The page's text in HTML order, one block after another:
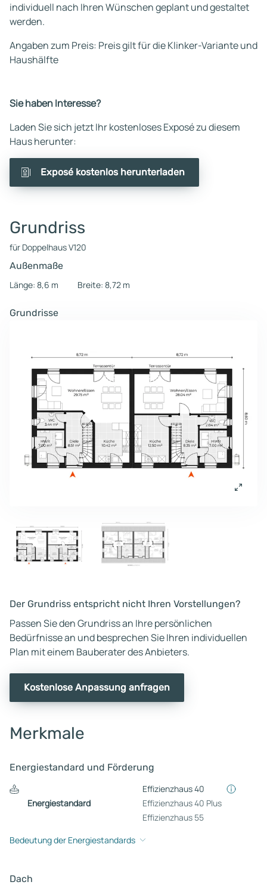
individuell nach Ihren Wünschen geplant und gestaltet
werden.
Angaben zum Preis: Preis gilt für die Klinker-Variante und
Haushälfte
Sie haben Interesse?
Laden Sie sich jetzt Ihr kostenloses Exposé zu diesem
Haus herunter:
Exposé kostenlos herunterladen
Grundriss
für Doppelhaus V120
Außenmaße
Länge: 8,6 m
Breite: 8,72 m
Grundrisse
Der Grundriss entspricht nicht Ihren Vorstellungen?
Passen Sie den Grundriss an Ihre persönlichen
Bedürfnisse an und besprechen Sie Ihren individuellen
Plan mit einem Bauberater des Anbieters.
Kostenlose Anpassung anfragen
Merkmale
Energiestandard und Förderung
Energiestandard
Effizienzhaus 40
Effizienzhaus 40 Plus
Effizienzhaus 55
Bedeutung der Energiestandards
Dach